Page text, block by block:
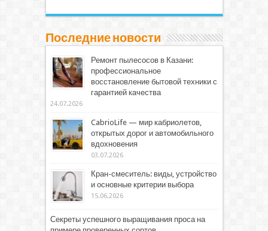
Последние новости
Ремонт пылесосов в Казани:
профессиональное
восстановление бытовой техники с
гарантией качества
24.07.2026
CabrioLife — мир кабриолетов,
открытых дорог и автомобильного
вдохновения
03.07.2026
Кран-смеситель: виды, устройство
и основные критерии выбора
15.06.2026
Секреты успешного выращивания проса на